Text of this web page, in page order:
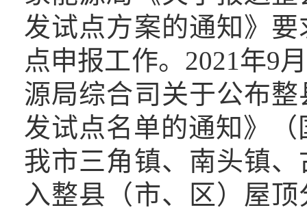
发试点方案的通知》
点申报工作。2021年9
源局综合司关于公布
发试点名单的通知》
我市三角镇、南头镇
入整县（市、区）屋